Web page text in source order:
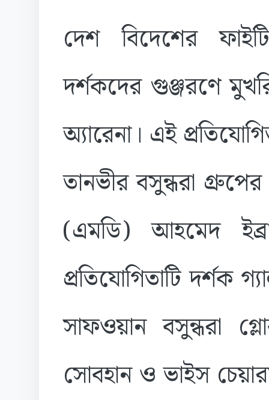
দেশ বিদেশের
দর্শকদের গুঞ্জরণে
অ্যারেনা। এই
তানভীর বসুন্ধরা
(এমডি) আহমেদ
প্রতিযোগিতাটি দর্শক
সাফওয়ান বসুন্ধরা
সোবহান ও ভাইস